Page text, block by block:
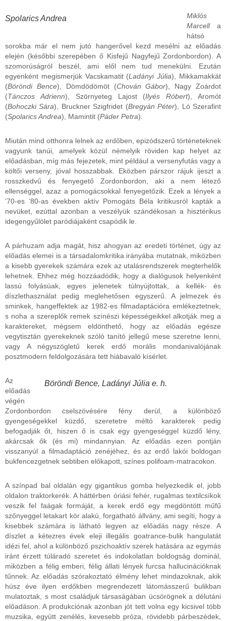
Spolarics Andrea
Miklós
Marcella
hátsó
sorokba már el nem jutó hangerővel kezd mesélni az előadás
elején (későbbi szerepében ő Kisfejű Nagyfejű Zordonbordon). A
szomorúságról beszél, ami elől nem tud menekülni. Ezután
egyenként megismerjük Vacskamatit (Ladányi Júlia), Mikkamakkát
(Böröndi Bence), Dömdödömöt (Chován Gábor), Nagy Zoárdot
(Tánczos Adrienn), Szörnyeteg Lajost (Ilyés Róbert), Aromót
(Bohoczki Sára), Bruckner Szigfridet (Bregyán Péter), Ló Szerafint
(Spolarics Andrea), Mamintit (Páder Petra).
Miután mind otthonra lelnek az erdőben, epizódszerű történeteknek
vagyunk tanúi, amelyek közül némelyik röviden kap helyet az
előadásban, míg más fejezetek, mint például a versenyfutás vagy a
költői verseny, jóval hosszabbak. Eközben párszor rájuk ijeszt a
rosszkedvű és fenyegető Zordonbordon, aki a nem létező
ellenséggel, azaz a pomogácsokkal fenyegetőzik. Ezek a lények a
’70-es ’80-as években aktív Pomogáts Béla kritikusról kapták a
nevüket, ezúttal azonban a veszélyük szándékosan a hisztérikus
idegengyűlölet paródiájaként csapódik le.
A párhuzam adja magát, hisz ahogyan az eredeti történet, úgy az
előadás elemei is a társadalomkritika irányába mutatnak, miközben
a kisebb gyerekek számára ezek az utalásrendszerek megterhelők
lehetnek. Ehhez még hozzáadódik, hogy a dialógusok helyenként
lassú folyásúak, egyes jelenetek túlnyújtottak, a kellék- és
díszlethasználat pedig meglehetősen egyszerű. A jelmezek és
sminkek, hangeffektek az 1982-es filmadaptációra emlékeztetnek,
s noha a szereplők remek színészi képességeikkel alkotják meg a
karaktereket, mégsem eldönthető, hogy az előadás egésze
vegytisztán gyerekeknek szóló tanító jellegű mese szeretne lenni,
vagy A négyszögletű kerek erdő morális mondanivalójának
posztmodern feldolgozására tett hiábavaló kísérlet.
Böröndi Bence, Ladányi Júlia e. h.
Az
előadás
végén
Zordonbordon cselszövésére fény derül, a különböző
gyengeségekkel küzdő, szeretetre méltó karakterek pedig
befogadják őt, hiszen ő is csak egy gyengeséggel küzdő lény,
akárcsak ők (és mi) mindannyian. Az előadás ezen pontján
visszanyúl a filmadaptáció zenéjéhez, és az erdő lakói boldogan
bukfencezgetnek sebtiben előkapott, színes polifoam-matracokon.
A színpad bal oldalán egy gigantikus gomba helyezkedik el, jobb
oldalon traktorkerék. A háttérben óriási fehér, rugalmas textilcsíkok
veszik fel faágak formáját, a kerek erdő egy megdöntött műfű
szőnyeggel letakart kör alakú, forgatható állvány, ami segíti, hogy a
kisebbek számára is látható legyen az előadás nagy része. A
díszlet a kétezres évek eleji illegális goatrance-bulik hangulatát
idézi fel, ahol a különböző pszichoaktív szerek hatására az egymás
iránt érzett túláradó szeretet és indokolatlan boldogság dominál,
miközben a félig emberi, félig állati lények furcsa hallucinációknak
tűnnek. Az előadás szórakoztató élmény lehet mindazoknak, akik
húsz éve ilyen erdőkben megrendezett látomásszerű bulikban
mulatoztak, s most családjuk társaságában ücsörögnek a délutáni
előadáson. A produkciónak azonban jót tett volna egy kicsivel több
muzsika, együtt zenélés, kevesebb próza, rövidebb párbeszédek,